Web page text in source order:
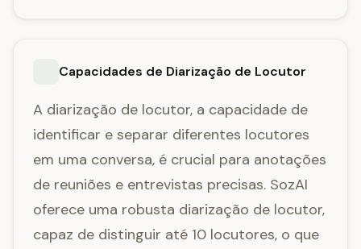
Capacidades de Diarização de Locutor
A diarização de locutor, a capacidade de
identificar e separar diferentes locutores
em uma conversa, é crucial para anotações
de reuniões e entrevistas precisas. SozAI
oferece uma robusta diarização de locutor,
capaz de distinguir até 10 locutores, o que